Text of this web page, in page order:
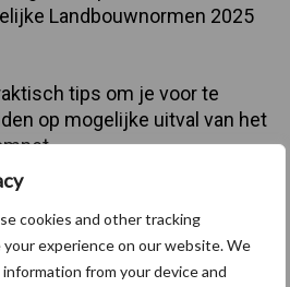
cookies and other tracking
experience on our website. We
from your device and
Landbouwnormen 2025
tips om je voor te
op mogelijke uitval van het
tempo vlakt af